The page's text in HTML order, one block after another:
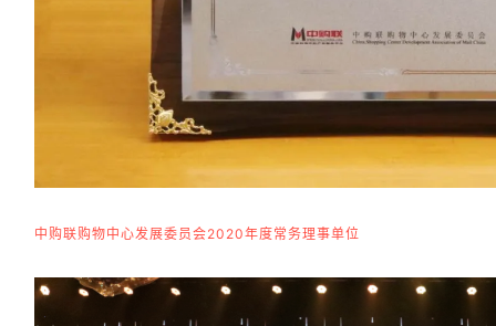
中购联购物中心发展委员会2020年度常务理事单位